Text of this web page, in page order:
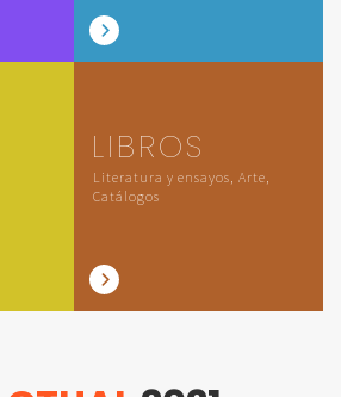
LIBROS
Literatura y ensayos, Arte,
Catálogos